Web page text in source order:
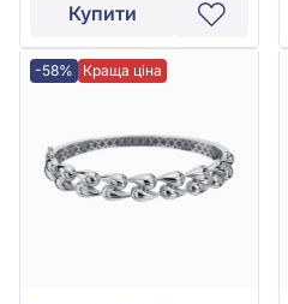
Купити
-58% Краща ціна